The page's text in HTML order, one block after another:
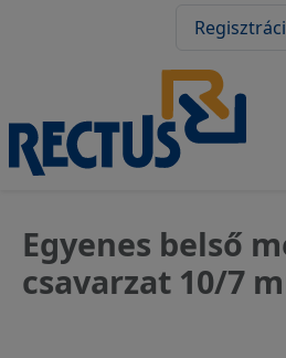
Felhasználói fiók
Egyenes belső
csavarzat 10/7